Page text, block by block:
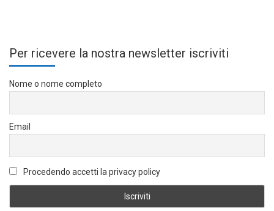
Per ricevere la nostra newsletter iscriviti
Nome o nome completo
Email
Procedendo accetti la privacy policy